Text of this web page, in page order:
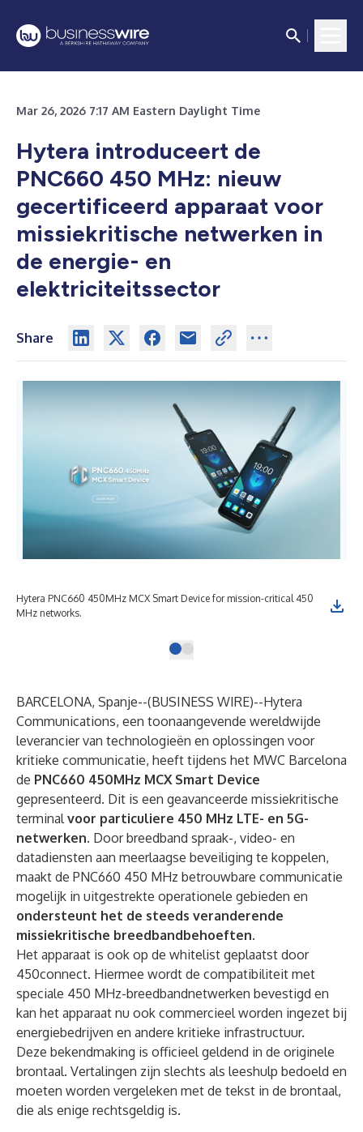
Mar 26, 2026 7:17 AM Eastern Daylight Time
Hytera introduceert de
PNC660 450 MHz: nieuw
gecertificeerd apparaat voor
missiekritische netwerken in
de energie- en
elektriciteitssector
Share
Hytera PNC660 450MHz MCX Smart Device for mission-critical 450
MHz networks.
BARCELONA, Spanje--(BUSINESS WIRE)--Hytera
Communications, een toonaangevende wereldwijde
leverancier van technologieën en oplossingen voor
kritieke communicatie, heeft tijdens het MWC Barcelona
de PNC660 450MHz MCX Smart Device
gepresenteerd. Dit is een geavanceerde missiekritische
terminalvoor particuliere 450 MHz LTE- en 5G-
netwerken. Door breedband spraak-, video- en
datadiensten aan meerlaagse beveiliging te koppelen,
maakt de PNC660 450 MHz betrouwbare communicatie
mogelijk in uitgestrekte operationele gebieden en
ondersteunt het de steeds veranderende
missiekritische breedbandbehoeften.
Het apparaat is ook op de whitelist geplaatst door
450connect. Hiermee wordt de compatibiliteit met
speciale 450 MHz-breedbandnetwerken bevestigd en
kan het apparaat nu ook commercieel worden ingezet bij
energiebedrijven en andere kritieke infrastructuur.
Deze bekendmaking is officieel geldend in de originele
brontaal. Vertalingen zijn slechts als leeshulp bedoeld en
moeten worden vergeleken met de tekst in de brontaal,
die als enige rechtsgeldig is.